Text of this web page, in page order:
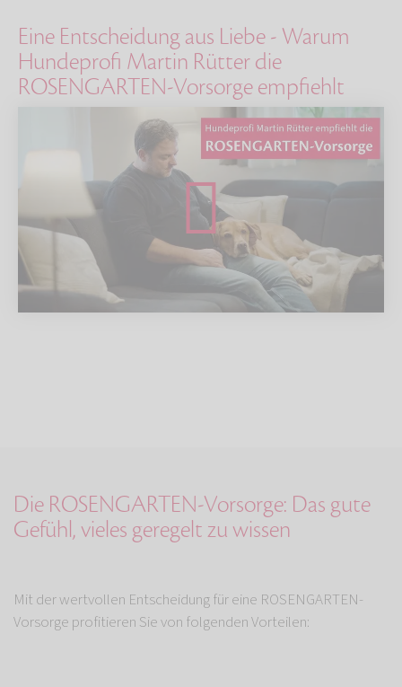
Eine Entscheidung aus Liebe - Warum
Hundeprofi Martin Rütter die
ROSENGARTEN-Vorsorge empfiehlt
Die ROSENGARTEN-Vorsorge: Das gute
Gefühl, vieles geregelt zu wissen
Mit der wertvollen Entscheidung für eine ROSENGARTEN-
Vorsorge profitieren Sie von folgenden Vorteilen: